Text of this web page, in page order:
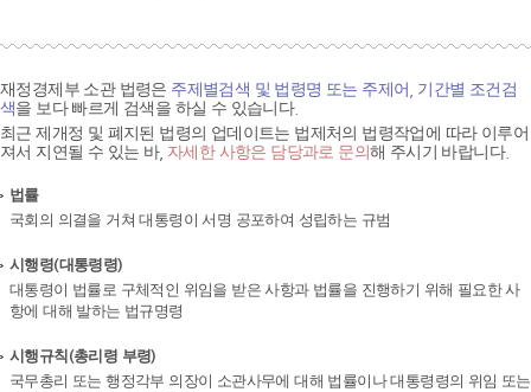
재정경제부 소관 법령은 주제별검색 및 법령명 또는 주제어, 기간별 조건검
색을 보다 빠르게 검색을 하실 수 있습니다.
최근 제개정 및 폐지된 법령의 업데이트는 법제처의 법령작업에 따라 이루어
져서 지연될 수 있는 바, 자세한 사항은 담당과로 문의해 주시기 바랍니다.
법률
국회의 의결을 거쳐 대통령이 서명 공포하여 성립하는 규범
시행령(대통령령)
대통령이 법률로 구체적인 위임을 받은 사항과 법률을 진행하기 위해 필요한 사
항에 대해 발하는 법규명령
시행규칙(총리령 부령)
국무총리 또는 행정각부 의장이 소관사무에 대해 법률이나 대통령령의 위임 또는